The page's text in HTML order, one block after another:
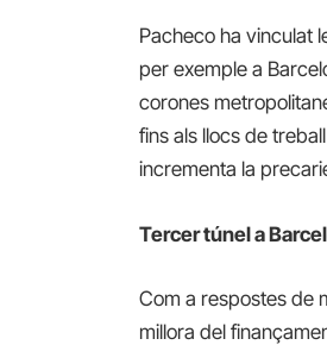
Pacheco ha vinculat
per exemple a
corones
fins als llocs de
incrementa la
Tercer túnel a
Com a respostes de
millora del